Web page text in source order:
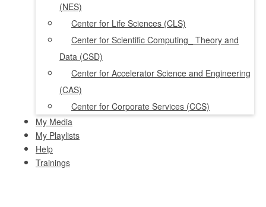
(NES)
Center for Life Sciences (CLS)
Center for Scientific Computing_ Theory and
Data (CSD)
Center for Accelerator Science and Engineering
(CAS)
Center for Corporate Services (CCS)
My Media
My Playlists
Help
Trainings